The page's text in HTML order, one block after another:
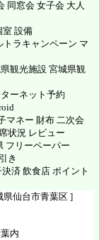
同窓会 女子会 大人
室 設備
ラキャンペーン マ
観光施設 宮城県観
ーネット予約
マネー 財布 二次会
状況 レビュー
フリーペーパー
き
済 飲食店 ポイント
県仙台市青葉区 ]
内